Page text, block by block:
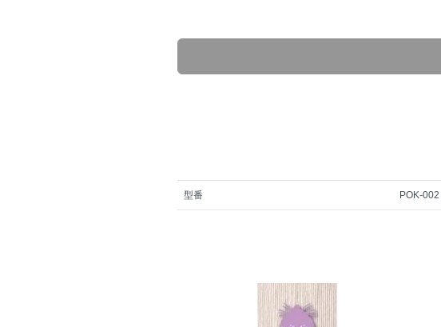
型番 POK-002